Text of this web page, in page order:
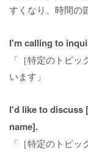
すくなり、時間の
I'm calling to
「［特定のトピ
います」
I'd like to
name].
「［特定のトピ